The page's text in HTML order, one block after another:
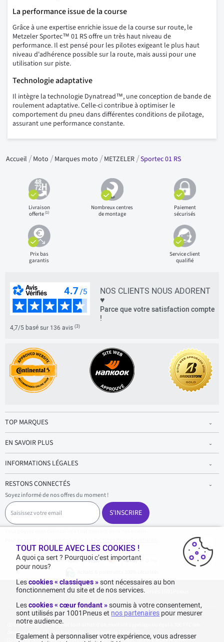
La performance issue de la course
Grâce à une expertise enrichie issue de la course sur route, le
Metzeler Sportec™ 01 RS offre un très haut niveau de
performance. Il est pensé pour les pilotes exigeant le plus haut
niveau d'adhérence possible sur la route, mais aussi pour une
utilisation sur piste.
Technologie adaptative
Il intègre la technologie Dynatread™, une conception de bande de
roulement adaptative. Celle-ci contribue à optimiser le
comportement du pneu dans différentes conditions de pilotage,
assurant une performance constante.
Accueil Moto Marques moto METZELER Sportec 01 RS
Livraison
offerte(1)
Nombreux centres
de montage
Paiement
sécurisés
Prix bas
garantis
Service client
qualifié
NOS CLIENTS NOUS ADORENT
♥
Parce que votre satisfaction compte
!
4,7/5 basé sur 136 avis (3)
TOP MARQUES
EN SAVOIR PLUS
INFORMATIONS LÉGALES
RESTONS CONNECTÉS
Soyez informé de nos offres du moment !
S
a
i
s
S'INSCRIRE
1001pneus - Copyright 2026 - Tous droits réservés 1001Pneus
Livraison gratuite : pour tout achat d'un montant supérieur ou égal à 70€ TTC (en-
dessous de 70€ TTC, les frais de livraison sont de 7,90€ TTC).
Tarif catalogue manufacturier en vigueur non remisé. Ne reflète pas le tarif
TOUT ROULE AVEC LES COOKIES !
A quoi ça sert ? Pourquoi c’est important
pour nous?
Lescookies « classiques »sont nécessaires au bon
fonctionnement du site et de nos services.
Lescookies « cœur fondant » soumis à votre consentement,
sont utilisés par 1001Pneus et nos partenaires pour mesurer
notre audience.
Egalement à personnaliser votre expérience, vous adresser